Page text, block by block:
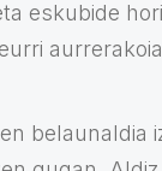
eskubide
belaunaldia